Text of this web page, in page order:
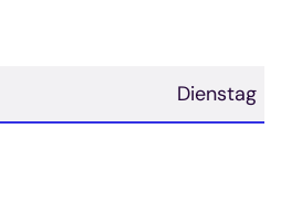
Dienstag